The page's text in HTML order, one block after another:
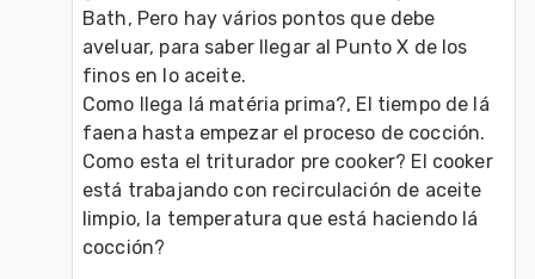
Bath, Pero hay vários pontos que debe
aveluar, para saber llegar al Punto X de los
finos en lo aceite.
Como llega lá matéria prima?, El tiempo de lá
faena hasta empezar el proceso de cocción.
Como esta el triturador pre cooker? El cooker
está trabajando con recirculación de aceite
limpio, la temperatura que está haciendo lá
cocción?